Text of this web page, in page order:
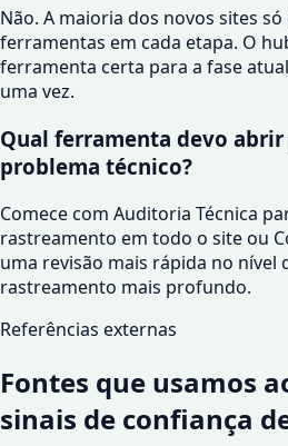
Não. A maioria dos novos sites
ferramentas em cada etapa. O
ferramenta certa para a fase
uma vez.
Qual ferramenta devo
problema técnico?
Comece com Auditoria Técnica
rastreamento em todo o site ou
uma revisão mais rápida no nível
rastreamento mais profundo.
Referências externas
Fontes que usamos
sinais de confiança